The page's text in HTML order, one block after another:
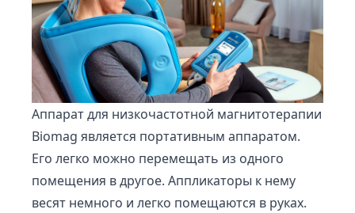
Аппарат для низкочастотной магнитотерапии
Biomag является портативным аппаратом.
Его легко можно перемещать из одного
помещения в другое. Аппликаторы к нему
весят немного и легко помещаются в руках.